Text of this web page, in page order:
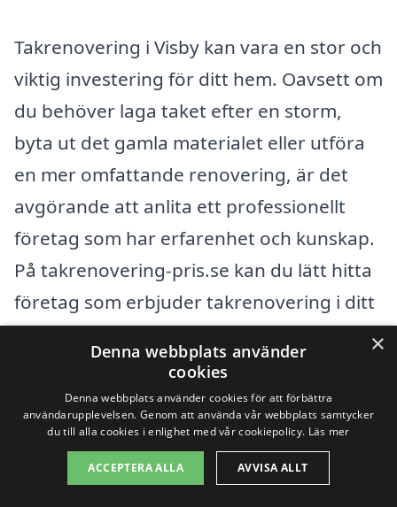
Takrenovering i Visby kan vara en stor och
viktig investering för ditt hem. Oavsett om
du behöver laga taket efter en storm,
byta ut det gamla materialet eller utföra
en mer omfattande renovering, är det
avgörande att anlita ett professionellt
företag som har erfarenhet och kunskap.
På takrenovering-pris.se kan du lätt hitta
företag som erbjuder takrenovering i ditt
närområde.
När du letar efter hjälp med
takrenovering i Visby kan det vara bra att
också överväga kompetens och pris från
företag i angränsande städer. Planera
×
Denna webbplats använder
cookies
Denna webbplats använder cookies för att förbättra
användarupplevelsen. Genom att använda vår webbplats samtycker
du till alla cookies i enlighet med vår cookiepolicy. Läs mer
ACCEPTERA ALLA AVVISA ALLT